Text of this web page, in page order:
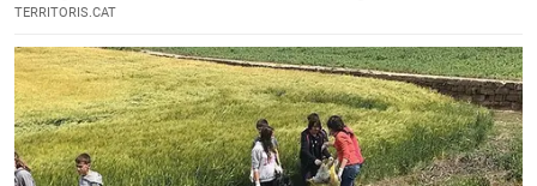
TERRITORIS.CAT